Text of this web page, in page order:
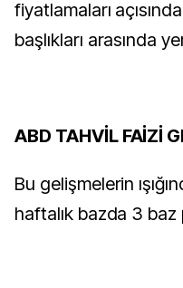
fiyatlamaları
başlıkları arasında
ABD TAHVİL FAİZİ
Bu gelişmelerin
haftalık bazda 3 baz